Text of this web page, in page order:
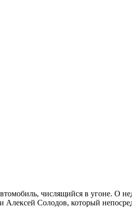
числящийся в угоне. О
Солодов, который